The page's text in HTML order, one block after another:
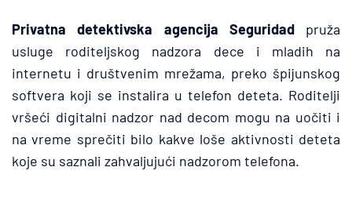
Privatna detektivska agencija Seguridad pruža
usluge roditeljskog nadzora dece i mladih na
internetu i društvenim mrežama, preko špijunskog
softvera koji se instalira u telefon deteta. Roditelji
vršeći digitalni nadzor nad decom mogu na uočiti i
na vreme sprečiti bilo kakve loše aktivnosti deteta
koje su saznali zahvaljujući nadzorom telefona.